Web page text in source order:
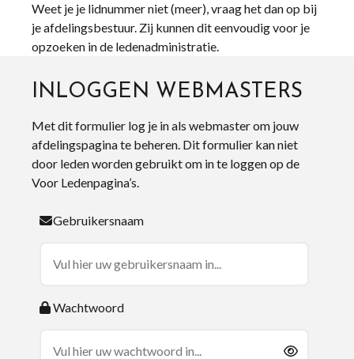
Weet je je lidnummer niet (meer), vraag het dan op bij
je afdelingsbestuur. Zij kunnen dit eenvoudig voor je
opzoeken in de ledenadministratie.
INLOGGEN WEBMASTERS
Met dit formulier log je in als webmaster om jouw
afdelingspagina te beheren. Dit formulier kan niet
door leden worden gebruikt om in te loggen op de
Voor Ledenpagina’s.
Gebruikersnaam
Wachtwoord